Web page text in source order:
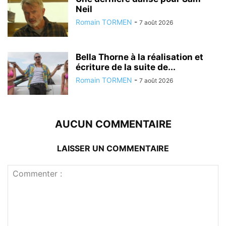
Neil
Romain TORMEN - 7 août 2026
Bella Thorne à la réalisation et
écriture de la suite de...
Romain TORMEN - 7 août 2026
AUCUN COMMENTAIRE
LAISSER UN COMMENTAIRE